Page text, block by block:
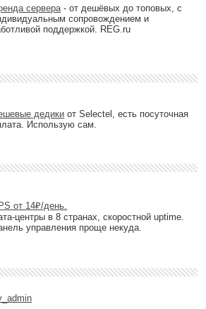
сервера- от дешёвых до топовых, с
сопровождением и
поддержкой. REG.ru
дедики от Selectel, есть посуточная
Использую сам.
от 14₽/день.
центры в 8 странах, скоростной uptime.
управления проще некуда.